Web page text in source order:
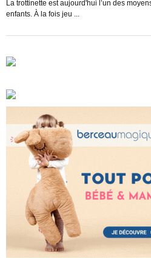
La trottinette est aujourd'hui l’un des
enfants. À la fois jeu ...